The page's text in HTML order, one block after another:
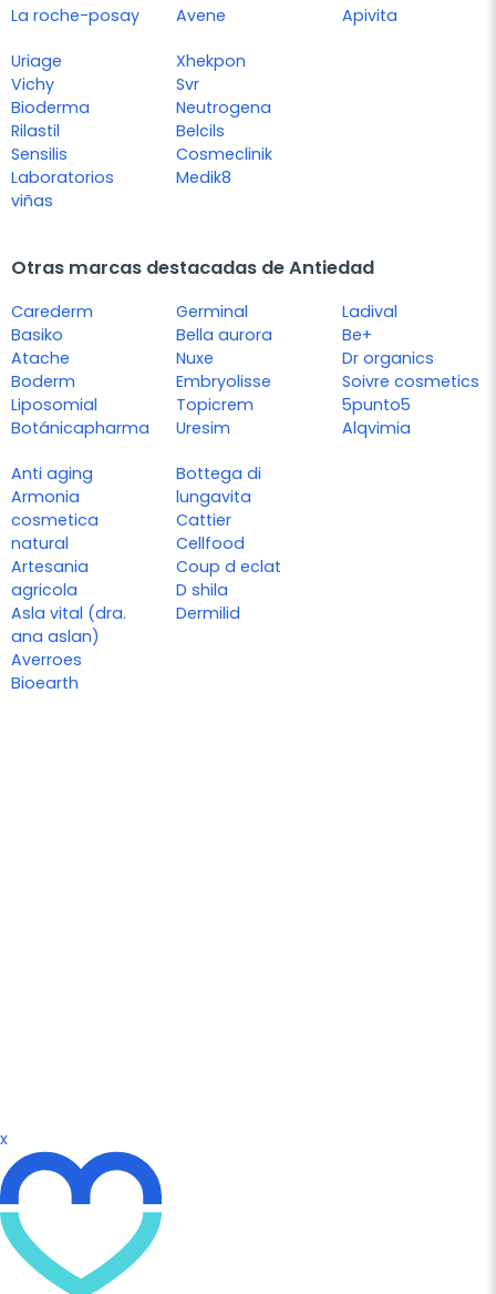
La roche-posay
Avene
Apivita
Uriage
Vichy
Bioderma
Rilastil
Sensilis
Laboratorios
viñas
Xhekpon
Svr
Neutrogena
Belcils
Cosmeclinik
Medik8
Otras marcas destacadas de Antiedad
Carederm
Basiko
Atache
Boderm
Liposomial
Botánicapharma
Germinal
Bella aurora
Nuxe
Embryolisse
Topicrem
Uresim
Ladival
Be+
Dr organics
Soivre cosmetics
5punto5
Alqvimia
Anti aging
Armonia
cosmetica
natural
Artesania
agricola
Asla vital (dra.
ana aslan)
Averroes
Bioearth
Bottega di
lungavita
Cattier
Cellfood
Coup d eclat
D shila
Dermilid
x